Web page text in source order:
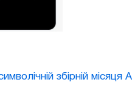
збірній місяця